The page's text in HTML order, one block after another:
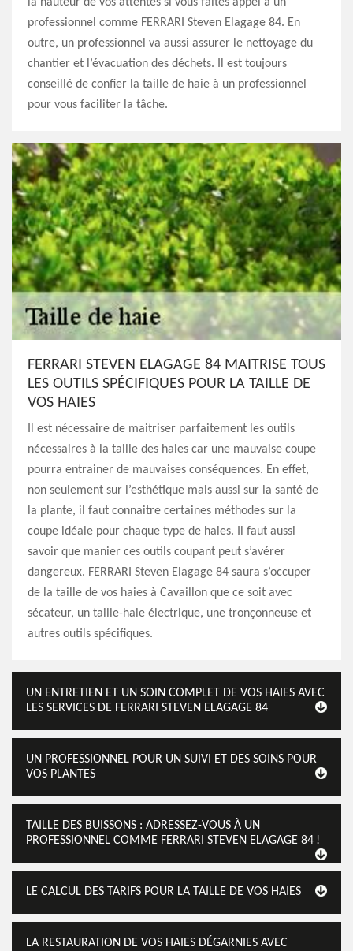
professionnel comme FERRARI Steven Elagage 84. En
outre, un professionnel va aussi assurer le nettoyage du
chantier et l’évacuation des déchets. Il est toujours
conseillé de confier la taille de haie à un professionnel
pour vous faciliter la tâche.
FERRARI STEVEN ELAGAGE 84 MAITRISE TOUS
LES OUTILS SPÉCIFIQUES POUR LA TAILLE DE
VOS HAIES
Il est nécessaire de maitriser parfaitement les outils
nécessaires à la taille des haies car une mauvaise coupe
pourra entrainer de mauvaises conséquences. En effet,
non seulement sur l’esthétique mais aussi sur la santé de
la plante, il faut connaitre certaines méthodes sur la
coupe idéale pour chaque type de haies. Il faut aussi
savoir que manier ces outils coupant peut s’avérer
dangereux. FERRARI Steven Elagage 84 saura s’occuper
de la taille de vos haies à Cavaillon que ce soit avec
sécateur, un taille-haie électrique, une tronçonneuse et
autres outils spécifiques.
UN ENTRETIEN ET UN SOIN COMPLET DE VOS HAIES AVEC
LES SERVICES DE FERRARI STEVEN ELAGAGE 84
UN PROFESSIONNEL POUR UN SUIVI ET DES SOINS POUR
VOS PLANTES
TAILLE DES BUISSONS : ADRESSEZ-VOUS À UN
PROFESSIONNEL COMME FERRARI STEVEN ELAGAGE 84 !
LE CALCUL DES TARIFS POUR LA TAILLE DE VOS HAIES
LA RESTAURATION DE VOS HAIES DÉGARNIES AVEC